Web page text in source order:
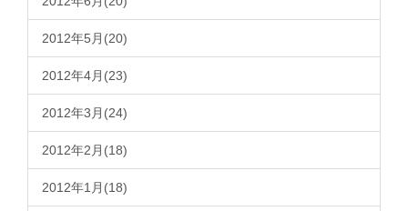
2012年5月(20)
2012年4月(23)
2012年3月(24)
2012年2月(18)
2012年1月(18)